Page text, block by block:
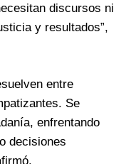
discursos ni
y resultados”,
entre
Se
enfrentando
decisiones